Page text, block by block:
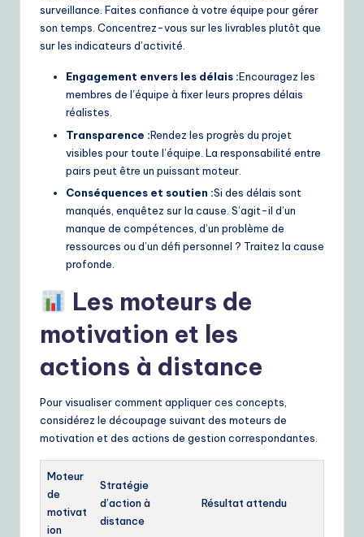
surveillance. Faites confiance à votre équipe pour gérer
son temps. Concentrez-vous sur les livrables plutôt que
sur les indicateurs d’activité.
Engagement envers les délais :Encouragez les
membres de l’équipe à fixer leurs propres délais
réalistes.
Transparence :Rendez les progrès du projet
visibles pour toute l’équipe. La responsabilité entre
pairs peut être un puissant moteur.
Conséquences et soutien :Si des délais sont
manqués, enquêtez sur la cause. S’agit-il d’un
manque de compétences, d’un problème de
ressources ou d’un défi personnel ? Traitez la cause
profonde.
Les moteurs de
motivation et les
actions à distance
Pour visualiser comment appliquer ces concepts,
considérez le découpage suivant des moteurs de
motivation et des actions de gestion correspondantes.
Moteur
de
motivat
ion
Stratégie
d’action à
distance
Résultat attendu